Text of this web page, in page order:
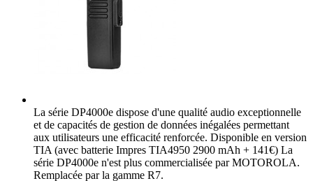
La série DP4000e dispose d'une qualité audio exceptionnelle
et de capacités de gestion de données inégalées permettant
aux utilisateurs une efficacité renforcée. Disponible en version
TIA (avec batterie Impres TIA4950 2900 mAh + 141€) La
série DP4000e n'est plus commercialisée par MOTOROLA.
Remplacée par la gamme R7.